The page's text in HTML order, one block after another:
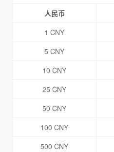
人民币
1 CNY
5 CNY
10 CNY
25 CNY
50 CNY
100 CNY
500 CNY